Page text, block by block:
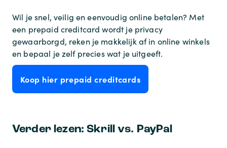
Wil je snel, veilig en eenvoudig online betalen? Met
een prepaid creditcard wordt je privacy
gewaarborgd, reken je makkelijk af in online winkels
en bepaal je zelf precies wat je uitgeeft.
Koop hier prepaid creditcards
Verder lezen: Skrill vs. PayPal